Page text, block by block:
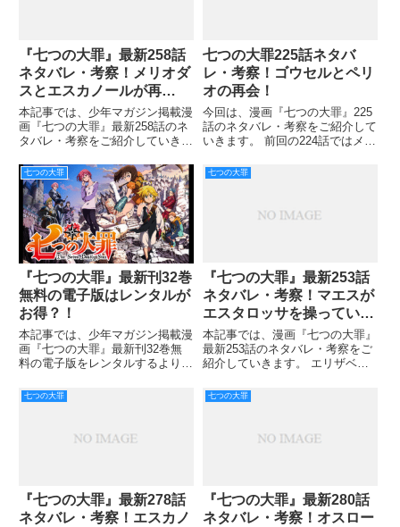
『七つの大罪』最新258話
ネタバレ・考察！メリオダ
スとエスカノールが再
戦？！
本記事では、少年マガジン掲載漫
画『七つの大罪』最新258話のネ
タバレ・考察をご紹介していきま
回収するも、キューザックにより
アーサーを失ってしまいました。
それでも悲しみを胸に秘めたマー
リンは前を向き、エリザベス
七つの大罪225話ネタバ
レ・考察！ゴウセルとペリ
オの再会！
今回は、漫画『七つの大罪』225
話のネタバレ・考察をご紹介して
いきます。 前回の224話ではメリ
れましたね。 三千前の聖戦の最
とか。 種族を越えた愛と
七つの大罪
『七つの大罪』最新刊32巻
無料の電子版はレンタルが
お得？！
本記事では、少年マガジン掲載漫
画『七つの大罪』最新刊32巻無
料の電子版をレンタルするよりお
説明していきます！ 前回の31巻
では、エクスカリバーを手にした
た！ …なのに！あっけなく死ん
七つの大罪
『七つの大罪』最新253話
ネタバレ・考察！マエスが
エスタロッサを操ってい
る？！
本記事では、漫画『七つの大罪』
最新253話のネタバレ・考察をご
紹介していきます。 エリザベス
は七つの大罪を脱退しました。
彼は弟ら2人に命じ、十戒の戒禁
の座を狙っています。 リオネ
七つの大罪
『七つの大罪』最新278話
ネタバレ・考察！エスカノ
七つの大罪
『七つの大罪』最新280話
ネタバレ・考察！オスロー